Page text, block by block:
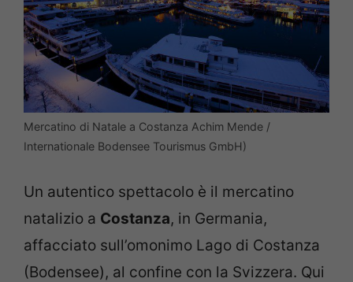
Mercatino di Natale a Costanza Achim Mende /
Internationale Bodensee Tourismus GmbH)
Un autentico spettacolo è il mercatino
natalizio a Costanza, in Germania,
affacciato sull’omonimo Lago di Costanza
(Bodensee), al confine con la Svizzera. Qui